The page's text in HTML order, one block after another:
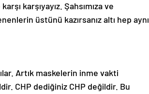
karşıyayız. Şahsımıza ve
üstünü kazırsanız altı hep aynı
Artık maskelerin inme vakti
CHP dediğiniz CHP değildir. Bu